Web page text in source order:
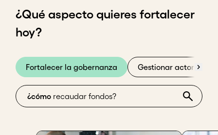
¿Qué aspecto quieres fortalecer
hoy?
Fortalecer la gobernanza Gestionar actores
¿cómo recaudar fon